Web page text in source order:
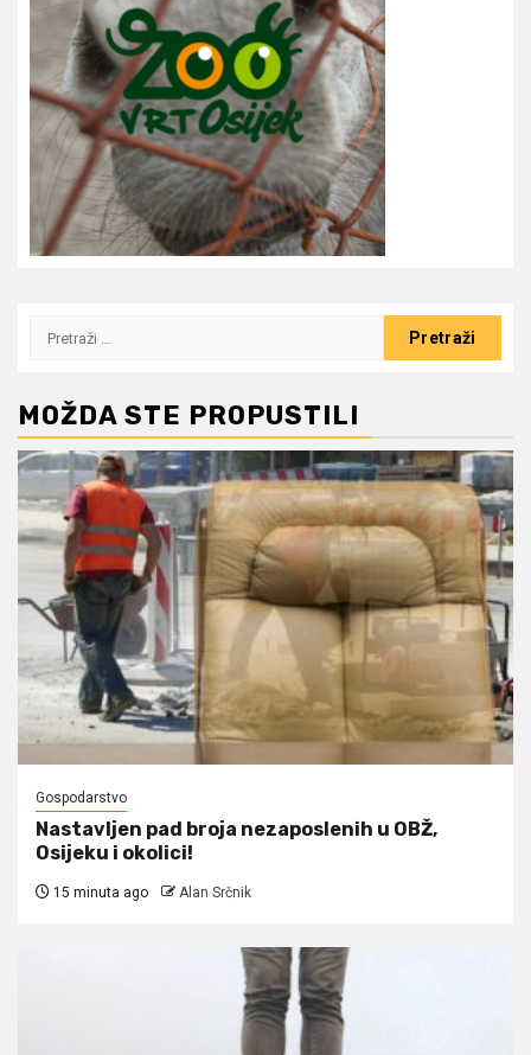
Pretraži:
MOŽDA STE PROPUSTILI
Gospodarstvo
Nastavljen pad broja nezaposlenih u OBŽ,
Osijeku i okolici!
15 minuta ago Alan Srčnik